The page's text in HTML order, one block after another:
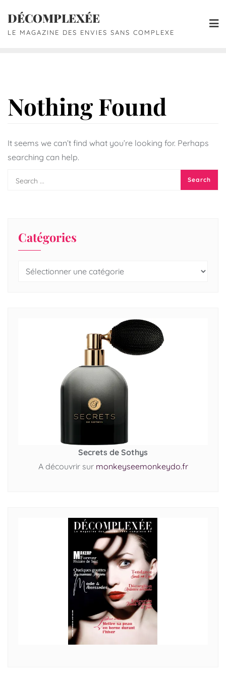
DÉCOMPLEXÉE
LE MAGAZINE DES ENVIES SANS COMPLEXE
Nothing Found
It seems we can’t find what you’re looking for. Perhaps
searching can help.
Catégories
Secrets de Sothys
A découvrir sur monkeyseemonkeydo.fr